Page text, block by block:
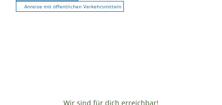
Anreise mit öffentlichen Verkehrsmitteln
Wir sind für dich erreichbar!